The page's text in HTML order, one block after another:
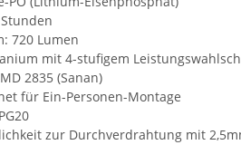
720 Lumen
mit 4-stufigem
2835 (Sanan)
für Ein-Personen-Montage
zur Durchverdrahtung mit